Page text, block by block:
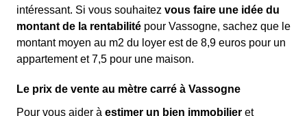
intéressant. Si vous souhaitez vous faire une idée du
montant de la rentabilité pour Vassogne, sachez que le
montant moyen au m2 du loyer est de 8,9 euros pour un
appartement et 7,5 pour une maison.
Le prix de vente au mètre carré à Vassogne
Pour vous aider à estimer un bien immobilier et